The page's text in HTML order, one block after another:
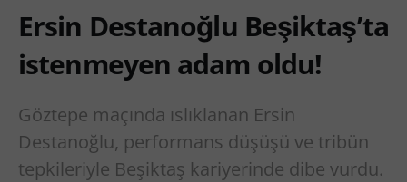
Ersin Destanoğlu Beşiktaş’ta
istenmeyen adam oldu!
Göztepe maçında ıslıklanan Ersin
Destanoğlu, performans düşüşü ve tribün
tepkileriyle Beşiktaş kariyerinde dibe vurdu.